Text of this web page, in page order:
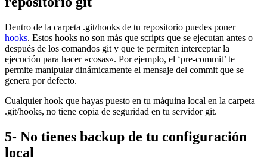
Dentro de la carpeta .git/hooks de tu repositorio puedes poner
hooks. Estos hooks no son más que scripts que se ejecutan antes o
después de los comandos git y que te permiten interceptar la
ejecución para hacer «cosas». Por ejemplo, el ‘pre-commit’ te
permite manipular dinámicamente el mensaje del commit que se
genera por defecto.
Cualquier hook que hayas puesto en tu máquina local en la carpeta
.git/hooks, no tiene copia de seguridad en tu servidor git.
5- No tienes backup de tu configuración
local